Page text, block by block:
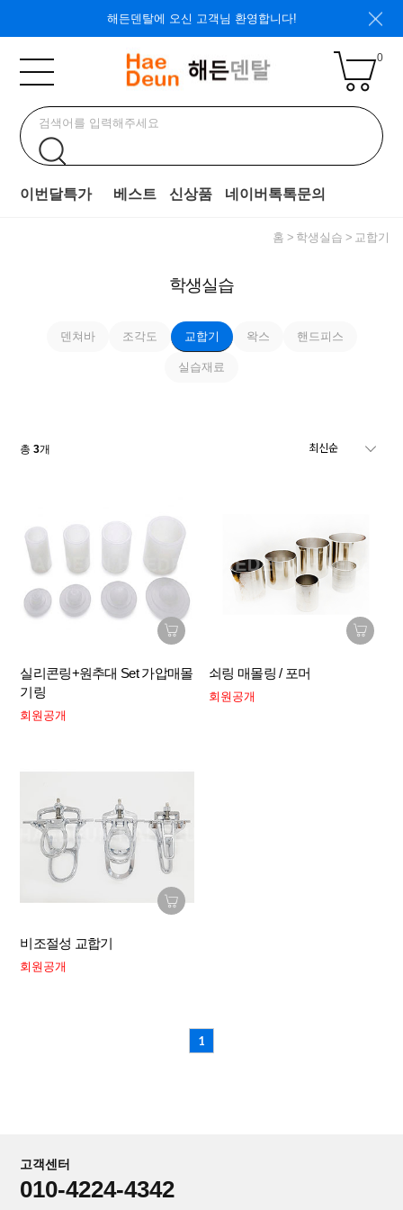
해든덴탈에 오신 고객님 환영합니다!
0
이번달특가 베스트 신상품 네이버톡톡문의
홈 학생실습 교합기
학생실습
덴쳐바 조각도 교합기 왁스 핸드피스
실습재료
총3개
실리콘링+원추대 Set 가압매몰
기링
회원공개
쇠링 매몰링 / 포머
회원공개
비조절성 교합기
회원공개
1
고객센터
010-4224-4342